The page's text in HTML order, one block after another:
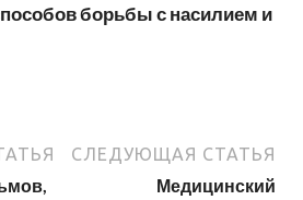
борьбы с насилием и
СЛЕДУЮЩАЯ СТАТЬЯ
Медицинский